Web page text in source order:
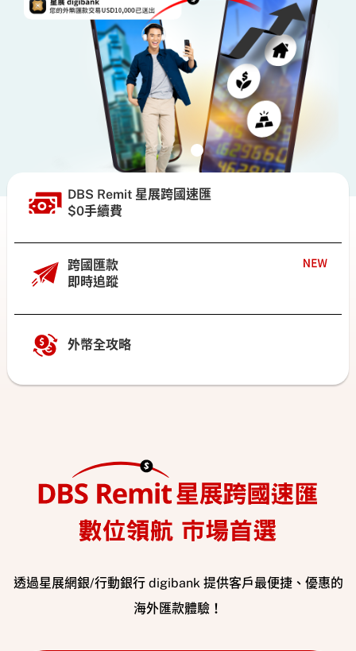
DBS Remit 星展跨國速匯
$0手續費
跨國匯款
即時追蹤
外幣全攻略
透過星展網銀/行動銀行 digibank 提供客戶最便捷、優惠的
海外匯款體驗！